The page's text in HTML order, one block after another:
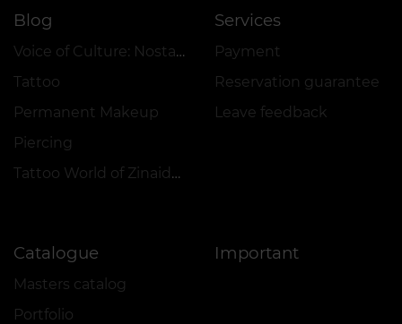
Blog
Voice of Culture: Nostalgia for the 2000s
Tattoo
Permanent Makeup
Piercing
Tattoo World of Zinaida Vishenka
Services
Payment
Reservation guarantee
Leave feedback
Catalogue
Masters catalog
Portfolio
Important